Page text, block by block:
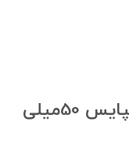
مام صابونی Captain اولد اسپایس 50میلی